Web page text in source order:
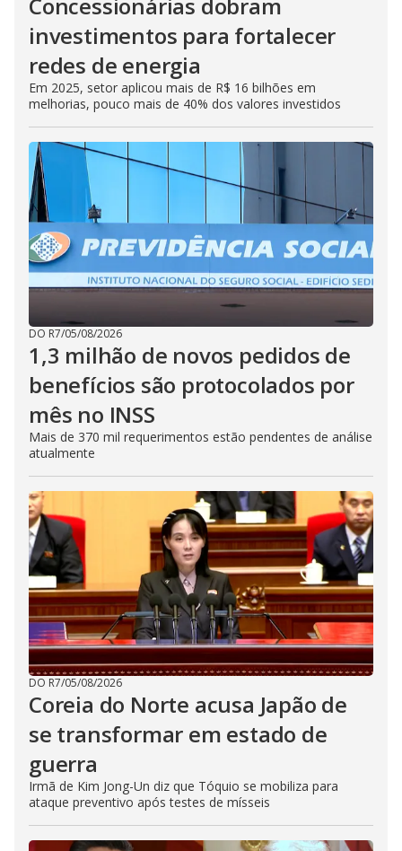
investimentos para fortalecer
redes de energia
Em 2025, setor aplicou mais de R$ 16 bilhões em
melhorias, pouco mais de 40% dos valores investidos
DO R7/05/08/2026
1,3 milhão de novos pedidos de
benefícios são protocolados por
mês no INSS
Mais de 370 mil requerimentos estão pendentes de análise
atualmente
DO R7/05/08/2026
Coreia do Norte acusa Japão de
se transformar em estado de
guerra
Irmã de Kim Jong-Un diz que Tóquio se mobiliza para
ataque preventivo após testes de mísseis